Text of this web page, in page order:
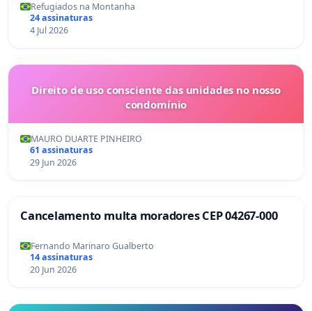
Refugiados na Montanha
24 assinaturas
4 Jul 2026
Direito de uso consciente das unidades no nosso
condomínio
MAURO DUARTE PINHEIRO
61 assinaturas
29 Jun 2026
Cancelamento multa moradores CEP 04267-000
Fernando Marinaro Gualberto
14 assinaturas
20 Jun 2026